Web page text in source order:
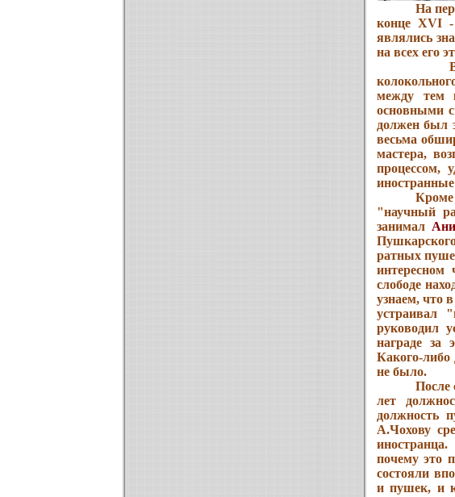
На
конце XVI
являлись
на всех его
В
между тем
основными
должен был
весьма
мастера,
процессом,
Кроме
"научный
занимал
ратных
интересном
слободе
узнаем, что
устраивал
руководил
награде за
Какого-либо
не было.
После
лет
должность
А.Чохову
почему это
состояли
и пушек, и